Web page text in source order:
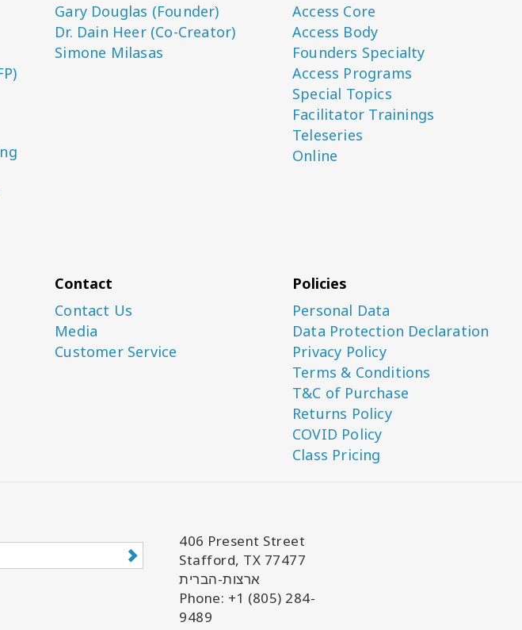
Gary Douglas (Founder)
Dr. Dain Heer (Co-Creator)
Simone Milasas
Access Core
Access Body
Founders Specialty
Access Programs
Special Topics
Facilitator Trainings
Teleseries
Online
Contact
Contact Us
Media
Customer Service
Policies
Personal Data
Data Protection Declaration
Privacy Policy
Terms & Conditions
T&C of Purchase
Returns Policy
COVID Policy
Class Pricing
406 Present Street
Stafford, TX 77477
ארצות-הברית
Phone: +1 (805) 284-
9489